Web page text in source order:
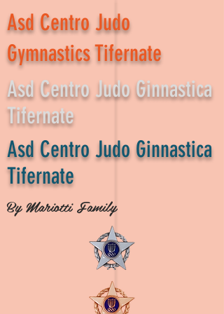
Asd Centro Judo
Gymnastics Tifernate
Asd Centro Judo Ginnastica
Tifernate
Asd Centro Judo Ginnastica
Tifernate
By Mariotti Family